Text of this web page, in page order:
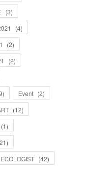
(3)
(4)
(2)
(2)
) Event (2)
(12)
(1)
)
ECOLOGIST (42)